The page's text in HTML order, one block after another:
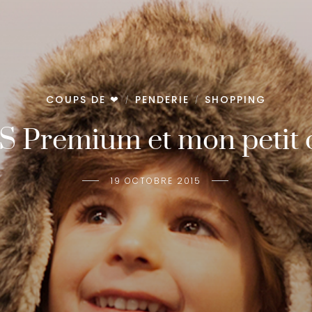
COUPS DE ❤ / PENDERIE / SHOPPING
Premium et mon petit
19 OCTOBRE 2015